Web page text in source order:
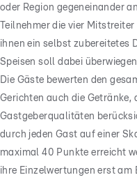
oder Region gegeneinander
Teilnehmer die vier
ihnen ein selbst zubereitetes
Speisen soll dabei
Die Gäste bewerten den
Gerichten auch die
Gastgeberqualitäten
durch jeden Gast auf einer
maximal 40 Punkte erreicht
ihre Einzelwertungen erst am